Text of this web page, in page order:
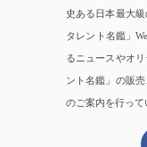
史ある日本最大
タレント名鑑」
るニュースやオ
ント名鑑」の販
のご案内を行って